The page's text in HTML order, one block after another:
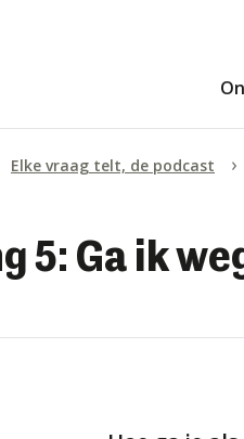
Elke vraag telt, de podcast
5: Ga ik